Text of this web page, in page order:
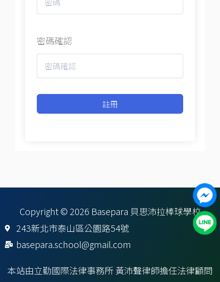
密碼確認
註冊
Copyright © 2026 Basepara 貝思沛拉棒球學校
243新北市泰山區公園路54號
basepara.school@gmail.com
本站由立勤國際法律事務所 黃沛聲律師擔任法律顧問